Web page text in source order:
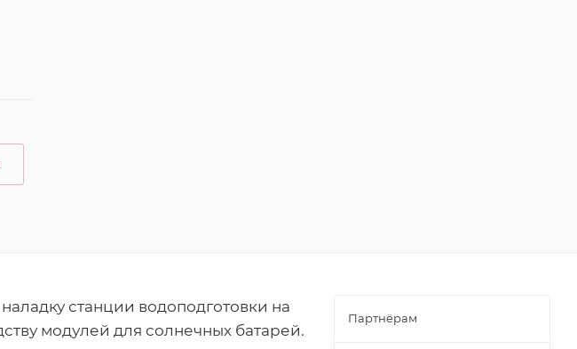
станции водоподготовки на
модулей для солнечных батарей.
Партнёрам